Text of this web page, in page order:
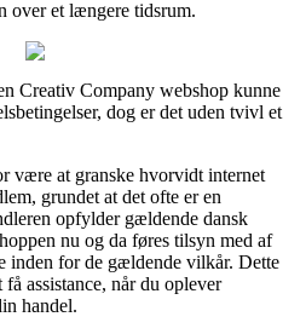
over et længere tidsrum.
Creativ Company webshop kunne
dog er det uden tvivl et
være at granske hvorvidt internet
grundet at det ofte er en
opfylder gældende dansk
nu og da føres tilsyn med af
inden for de gældende vilkår. Dette
assistance, når du oplever
handel.